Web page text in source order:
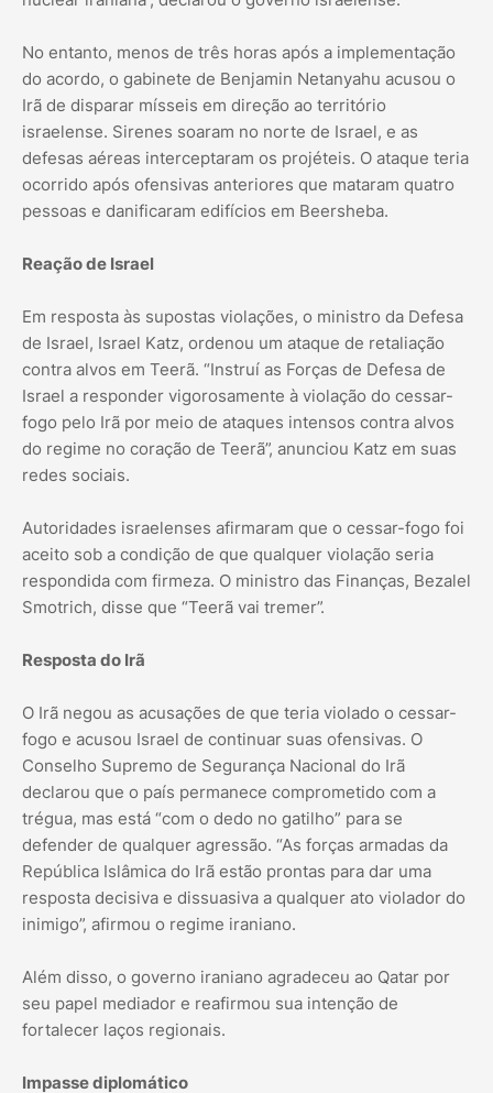
No entanto, menos de três horas após a implementação
do acordo, o gabinete de Benjamin Netanyahu acusou o
Irã de disparar mísseis em direção ao território
israelense. Sirenes soaram no norte de Israel, e as
defesas aéreas interceptaram os projéteis. O ataque teria
ocorrido após ofensivas anteriores que mataram quatro
pessoas e danificaram edifícios em Beersheba.
Reação de Israel
Em resposta às supostas violações, o ministro da Defesa
de Israel, Israel Katz, ordenou um ataque de retaliação
contra alvos em Teerã. “Instruí as Forças de Defesa de
Israel a responder vigorosamente à violação do cessar-
fogo pelo Irã por meio de ataques intensos contra alvos
do regime no coração de Teerã”, anunciou Katz em suas
redes sociais.
Autoridades israelenses afirmaram que o cessar-fogo foi
aceito sob a condição de que qualquer violação seria
respondida com firmeza. O ministro das Finanças, Bezalel
Smotrich, disse que “Teerã vai tremer”.
Resposta do Irã
O Irã negou as acusações de que teria violado o cessar-
fogo e acusou Israel de continuar suas ofensivas. O
Conselho Supremo de Segurança Nacional do Irã
declarou que o país permanece comprometido com a
trégua, mas está “com o dedo no gatilho” para se
defender de qualquer agressão. “As forças armadas da
República Islâmica do Irã estão prontas para dar uma
resposta decisiva e dissuasiva a qualquer ato violador do
inimigo”, afirmou o regime iraniano.
Além disso, o governo iraniano agradeceu ao Qatar por
seu papel mediador e reafirmou sua intenção de
fortalecer laços regionais.
Impasse diplomático